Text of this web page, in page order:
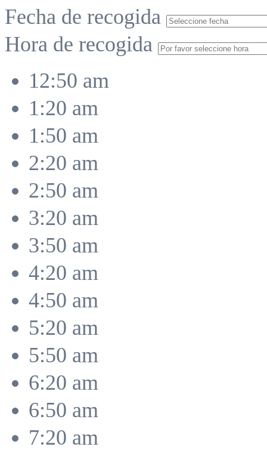
Fecha de recogida
Hora de recogida
12:50 am
1:20 am
1:50 am
2:20 am
2:50 am
3:20 am
3:50 am
4:20 am
4:50 am
5:20 am
5:50 am
6:20 am
6:50 am
7:20 am